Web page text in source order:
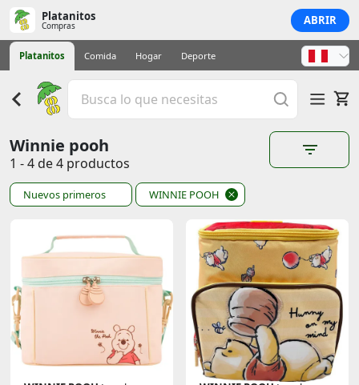
Platanitos
Compras ABRIR
Platanitos Comida Hogar Deporte
Winnie pooh
1 - 4 de 4 productos
Nuevos primeros WINNIE POOH